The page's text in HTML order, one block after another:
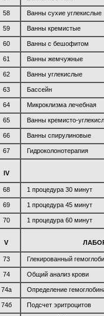
58 Ванны сухие углекислые
59 Ванны кремистые
60 Ванны с бешофитом
61 Ванны жемчужные
62 Ванны углекислые
63 Бассейн
64 Микроклизма лечебная
65 Ванны кремисто-
66 Ванны спирулиновые
67 Гидроколонотерапия
IV
68 1 процедура 30 минут
69 1 процедура 45 минут
70 1 процедура 60 минут
V
73 Глекированный
74 Общий анализ крови
74а Определение
74б Подсчет эритроцитов